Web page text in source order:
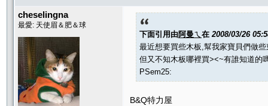
cheselingna
最愛: 天使眉＆肥＆球
下面引用由阿曼ㄟ 在 2008/03/26
最近想要買些木板,幫我家寶貝們做
但又不知木板哪裡買><~有誰知道的
PSem25:
B&Q特力屋